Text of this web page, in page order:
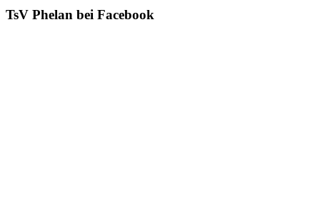
TsV Phelan bei Facebook